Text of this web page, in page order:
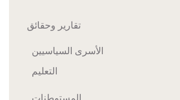
تقارير وحقائق
الأسرى السياسيين
التعليم